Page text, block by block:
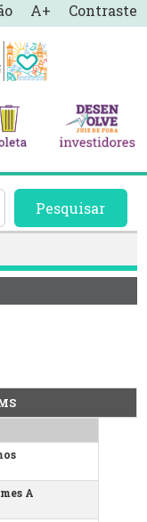
A+ Contraste
Pesquisar
A